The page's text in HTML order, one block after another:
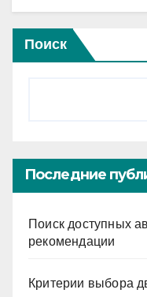
Поиск
Последние
Поиск доступных
рекомендации
Критерии выбора